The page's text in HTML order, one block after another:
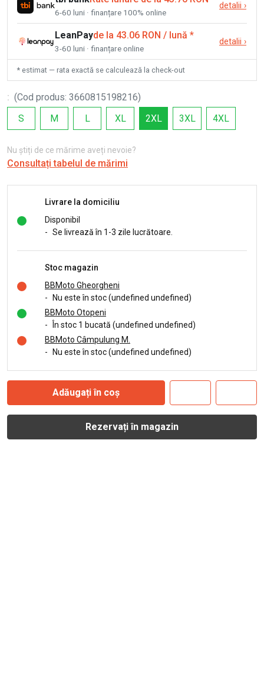
6-60 luni · finanțare 100% online
detalii ›
LeanPayde la 43.06 RON / lună *
3-60 luni · finanțare online
detalii ›
* estimat — rata exactă se calculează la check-out
: (Cod produs: 3660815198216)
S
M L XL 2XL 3XL 4XL
Nu știți de ce mărime aveți nevoie?
Consultați tabelul de mărimi
Livrare la domiciliu
Disponibil
- Se livrează în 1-3 zile lucrătoare.
Stoc magazin
BBMoto Gheorgheni
-
Nu este în stoc (undefined undefined)
BBMoto Otopeni
-
În stoc 1 bucată (undefined undefined)
BBMoto Câmpulung M.
-
Nu este în stoc (undefined undefined)
Adăugați în coș
Rezervați în magazin